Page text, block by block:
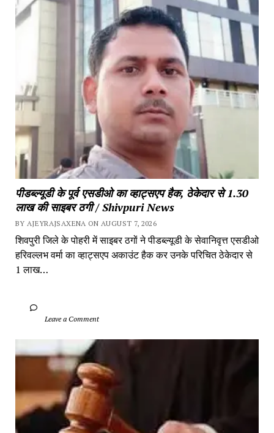
पीडब्ल्यूडी के पूर्व एसडीओ का व्हाट्सएप हैक, ठेकेदार से 1.30
लाख की साइबर ठगी / Shivpuri News
BY AJEYRAJSAXENA ON AUGUST 7, 2026
शिवपुरी जिले के पोहरी में साइबर ठगों ने पीडब्ल्यूडी के सेवानिवृत्त एसडीओ
हरिवल्लभ वर्मा का व्हाट्सएप अकाउंट हैक कर उनके परिचित ठेकेदार से
1 लाख…
		Leave a Comment